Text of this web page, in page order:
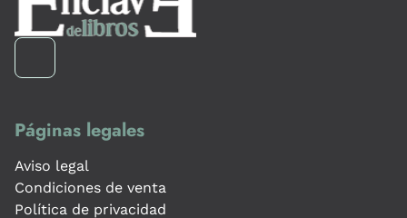
Páginas legales
Aviso legal
Condiciones de venta
Política de privacidad